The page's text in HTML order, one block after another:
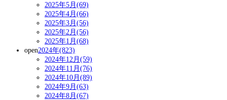
2025年5月(69)
2025年4月(66)
2025年3月(56)
2025年2月(56)
2025年1月(68)
open2024年(823)
2024年12月(59)
2024年11月(76)
2024年10月(89)
2024年9月(63)
2024年8月(67)